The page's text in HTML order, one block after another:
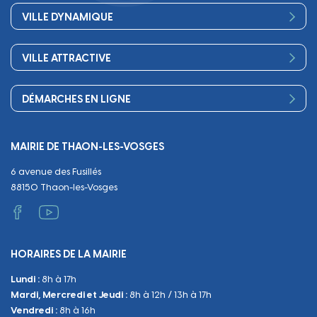
Finances
Démocratie participative
Publications
Petite enfance
Périscolaire
Séniors, social, santé
Circuler
Emploi
VILLE DYNAMIQUE
Culture
Associations
Equipements
VILLE ATTRACTIVE
Commerces et artisanat
Urbanisme
Tranquillité et sécurité
DÉMARCHES EN LIGNE
Décès
Papiers et citoyenneté
Administratif et technique
Manifestations
Urbanisme
Sanitaire et Sécurité
MAIRIE DE THAON-LES-VOSGES
6 avenue des Fusillés
88150 Thaon-les-Vosges
HORAIRES DE LA MAIRIE
Lundi : 8h à 17h
Mardi, Mercredi et Jeudi : 8h à 12h / 13h à 17h
Vendredi : 8h à 16h